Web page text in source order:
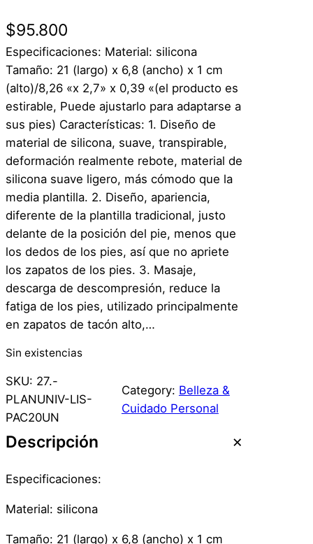
$95.800
Especificaciones: Material: silicona
Tamaño: 21 (largo) x 6,8 (ancho) x 1 cm
(alto)/8,26 «x 2,7» x 0,39 «(el producto es
estirable, Puede ajustarlo para adaptarse a
sus pies) Características: 1. Diseño de
material de silicona, suave, transpirable,
deformación realmente rebote, material de
silicona suave ligero, más cómodo que la
media plantilla. 2. Diseño, apariencia,
diferente de la plantilla tradicional, justo
delante de la posición del pie, menos que
los dedos de los pies, así que no apriete
los zapatos de los pies. 3. Masaje,
descarga de descompresión, reduce la
fatiga de los pies, utilizado principalmente
en zapatos de tacón alto,…
Sin existencias
SKU: 27.-
PLANUNIV-LIS-
PAC20UN
Category: Belleza &
Cuidado Personal
Descripción
Especificaciones:
Material: silicona
Tamaño: 21 (largo) x 6,8 (ancho) x 1 cm